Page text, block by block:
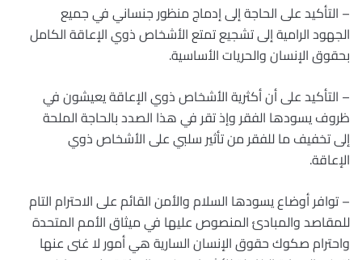
– التأكيد على الحاجة إلى إدماج منظور جنساني في جميع
الجهود الرامية إلى تشجيع تمتع الأشخاص ذوي الإعاقة الكامل
بحقوق الإنسان والحريات الأساسية.
– التأكيد على أن أكثرية الأشخاص ذوي الإعاقة يعيشون في
ظروف يسودها الفقر وإذ تقر في هذا الصدد بالحاجة الملحة
إلى تخفيف ما للفقر من تأثير سلبي على الأشخاص ذوي
الإعاقة.
– توافر أوضاع يسودها السلام والأمن القائم على الاحترام التام
للمقاصد والمبادئ المنصوص عليها في ميثاق الأمم المتحدة
واحترام صكوك حقوق الإنسان السارية هي أمور لا غنى عنها